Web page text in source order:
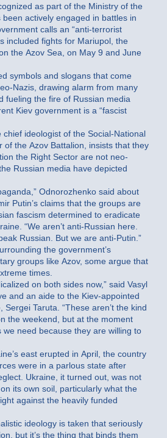
as part of the Ministry of the
been actively engaged in battles in
calls an “anti-terrorist
included fights for Mariupol, the
the Azov Sea, on May 9 and June
symbols and slogans that come
Nazis, drawing alarm from many
fueling the fire of Russian media
Kiev government is a “fascist
ideologist of the Social-National
of the Azov Battalion, insists that they
the Right Sector are not neo-
Russian media have depicted
Odnorozhenko said about
Putin’s claims that the groups are
fascism determined to eradicate
“We aren’t anti-Russian here.
Russian. But we are anti-Putin.”
the government’s
groups like Azov, some argue that
times.
on both sides now,” said Vasyl
and an aide to the Kiev-appointed
Taruta. “These aren’t the kind
the weekend, but at the moment
need because they are willing to
east erupted in April, the country
were in a parlous state after
Ukraine, it turned out, was not
its own soil, particularly what the
against the heavily funded
ideology is taken that seriously
but it’s the thing that binds them